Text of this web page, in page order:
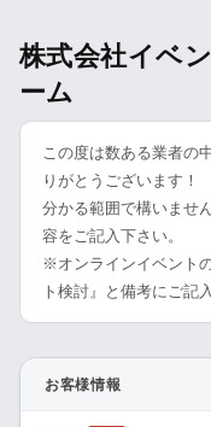
株式会社イベ
ーム
この度は数ある業者の
りがとうございます！
分かる範囲で構いませ
容をご記入下さい。
※オンラインイベント
ト検討』と備考にご記
お客様情報